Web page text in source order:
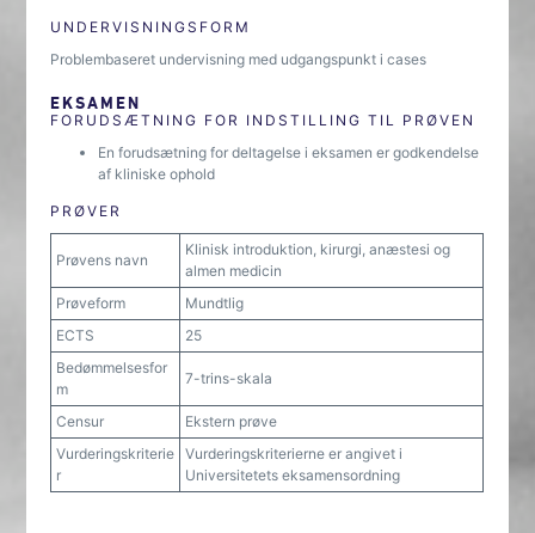
UNDERVISNINGSFORM
Problembaseret undervisning med udgangspunkt i cases
EKSAMEN
FORUDSÆTNING FOR INDSTILLING TIL PRØVEN
En forudsætning for deltagelse i eksamen er godkendelse
af kliniske ophold
PRØVER
Prøvens navn
Klinisk introduktion, kirurgi, anæstesi og
almen medicin
Prøveform
Mundtlig
ECTS
25
Bedømmelsesfor
m
7-trins-skala
Censur
Ekstern prøve
Vurderingskriterie
r
Vurderingskriterierne er angivet i
Universitetets eksamensordning